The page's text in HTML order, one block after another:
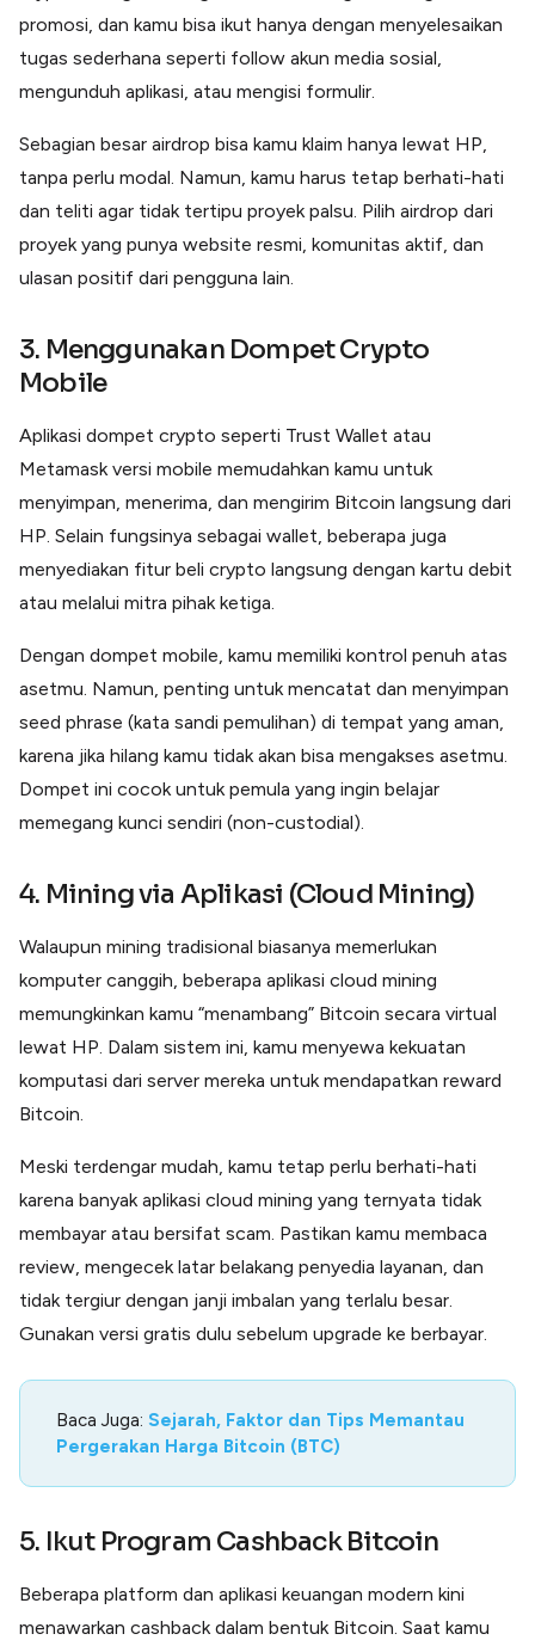
promosi, dan kamu bisa ikut hanya dengan menyelesaikan
tugas sederhana seperti follow akun media sosial,
mengunduh aplikasi, atau mengisi formulir.
Sebagian besar airdrop bisa kamu klaim hanya lewat HP,
tanpa perlu modal. Namun, kamu harus tetap berhati-hati
dan teliti agar tidak tertipu proyek palsu. Pilih airdrop dari
proyek yang punya website resmi, komunitas aktif, dan
ulasan positif dari pengguna lain.
3. Menggunakan Dompet Crypto
Mobile
Aplikasi dompet crypto seperti Trust Wallet atau
Metamask versi mobile memudahkan kamu untuk
menyimpan, menerima, dan mengirim Bitcoin langsung dari
HP. Selain fungsinya sebagai wallet, beberapa juga
menyediakan fitur beli crypto langsung dengan kartu debit
atau melalui mitra pihak ketiga.
Dengan dompet mobile, kamu memiliki kontrol penuh atas
asetmu. Namun, penting untuk mencatat dan menyimpan
seed phrase (kata sandi pemulihan) di tempat yang aman,
karena jika hilang kamu tidak akan bisa mengakses asetmu.
Dompet ini cocok untuk pemula yang ingin belajar
memegang kunci sendiri (non-custodial).
4. Mining via Aplikasi (Cloud Mining)
Walaupun mining tradisional biasanya memerlukan
komputer canggih, beberapa aplikasi cloud mining
memungkinkan kamu “menambang” Bitcoin secara virtual
lewat HP. Dalam sistem ini, kamu menyewa kekuatan
komputasi dari server mereka untuk mendapatkan reward
Bitcoin.
Meski terdengar mudah, kamu tetap perlu berhati-hati
karena banyak aplikasi cloud mining yang ternyata tidak
membayar atau bersifat scam. Pastikan kamu membaca
review, mengecek latar belakang penyedia layanan, dan
tidak tergiur dengan janji imbalan yang terlalu besar.
Gunakan versi gratis dulu sebelum upgrade ke berbayar.
Baca Juga: Sejarah, Faktor dan Tips Memantau
Pergerakan Harga Bitcoin (BTC)
5. Ikut Program Cashback Bitcoin
Beberapa platform dan aplikasi keuangan modern kini
menawarkan cashback dalam bentuk Bitcoin. Saat kamu